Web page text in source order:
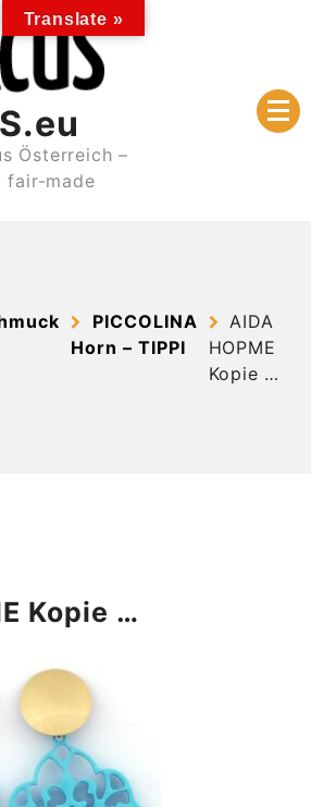
Österreich –
fair-made
PICCOLINA
Horn – TIPPI
AIDA
HOPME
Kopie …
Kopie …
Translate »